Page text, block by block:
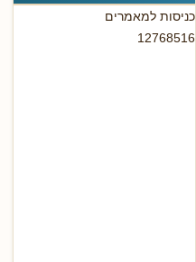
כניסות למאמרים
12768516